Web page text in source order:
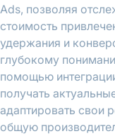
Ads, позволяя
стоимость
удержания и
глубокому
помощью
получать
адаптировать свои
общую